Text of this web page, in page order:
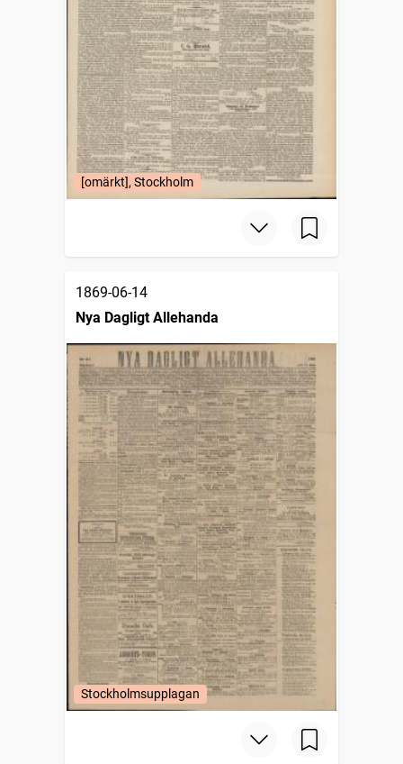
[omärkt], Stockholm
1869-06-14
Nya Dagligt Allehanda
Stockholmsupplagan